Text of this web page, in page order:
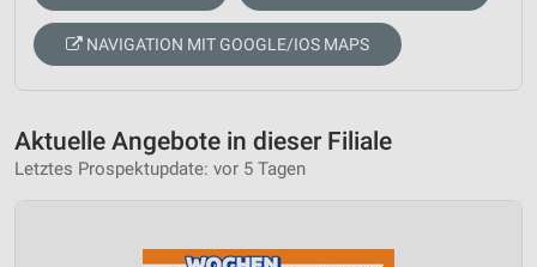
NAVIGATION MIT GOOGLE/IOS MAPS
Aktuelle Angebote in dieser Filiale
Letztes Prospektupdate: vor 5 Tagen